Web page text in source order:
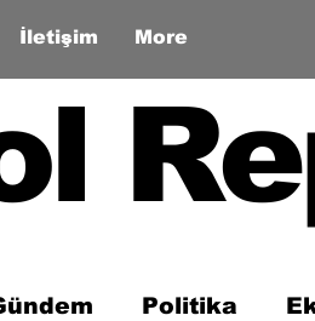
İletişim More
Politika